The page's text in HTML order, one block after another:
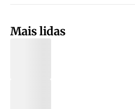
Mais lidas